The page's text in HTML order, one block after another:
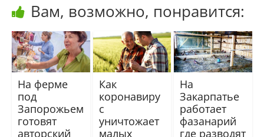
Вам, возможно, понравится:
На ферме
под
Запорожьем
готовят
авторский
Как
коронавиру
с
уничтожает
малых
На
Закарпатье
работает
фазанарий
где разводят